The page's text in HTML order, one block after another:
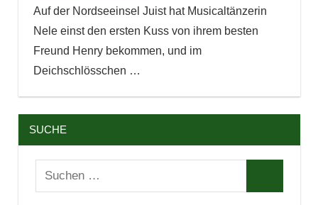
Auf der Nordseeinsel Juist hat Musicaltänzerin
Nele einst den ersten Kuss von ihrem besten
Freund Henry bekommen, und im
Deichschlösschen …
SUCHE
Suchen